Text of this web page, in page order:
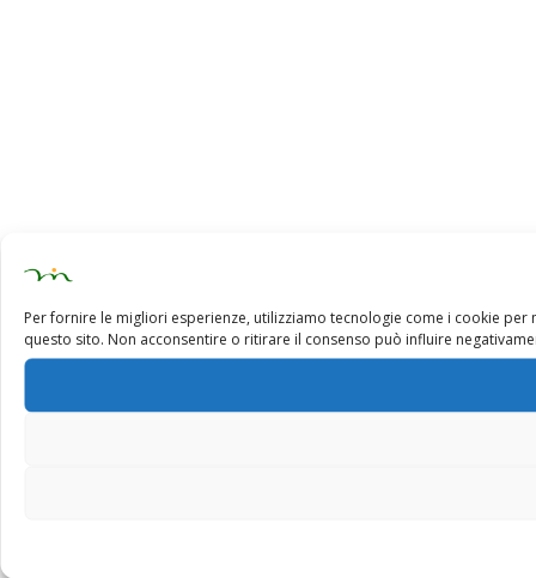
Per fornire le migliori esperienze, utilizziamo tecnologie come i cookie
questo sito. Non acconsentire o ritirare il consenso può influire